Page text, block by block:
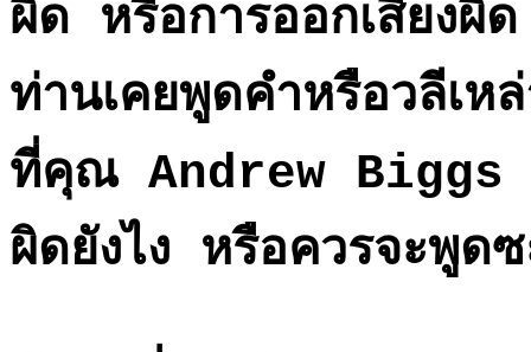
ผิด หรือการออกเสียงผิ
ท่านเคยพูดคำหรือวลีเ
ที่คุณ Andrew Biggs
ผิดยังไง หรือควรจะพูดซ